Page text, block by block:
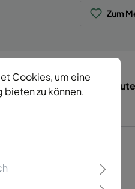
Zum
Tierisch
Cookies, um eine
zu können.